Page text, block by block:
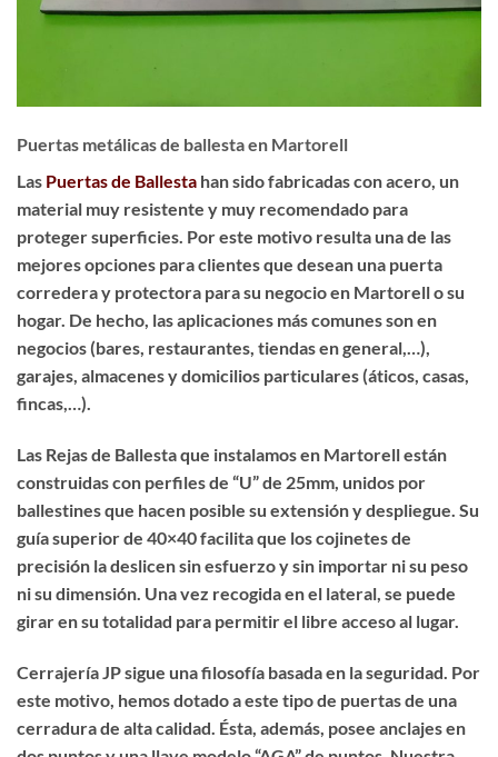
Puertas metálicas de ballesta en Martorell
Las Puertas de Ballesta han sido fabricadas con acero, un
material muy resistente y muy recomendado para
proteger superficies. Por este motivo resulta una de las
mejores opciones para clientes que desean una puerta
corredera y protectora para su negocio en Martorell o su
hogar. De hecho, las aplicaciones más comunes son en
negocios (bares, restaurantes, tiendas en general,…),
garajes, almacenes y domicilios particulares (áticos, casas,
fincas,…).
Las Rejas de Ballesta que instalamos en Martorell están
construidas con perfiles de “U” de 25mm, unidos por
ballestines que hacen posible su extensión y despliegue. Su
guía superior de 40×40 facilita que los cojinetes de
precisión la deslicen sin esfuerzo y sin importar ni su peso
ni su dimensión. Una vez recogida en el lateral, se puede
girar en su totalidad para permitir el libre acceso al lugar.
Cerrajería JP sigue una filosofía basada en la seguridad. Por
este motivo, hemos dotado a este tipo de puertas de una
cerradura de alta calidad. Ésta, además, posee anclajes en